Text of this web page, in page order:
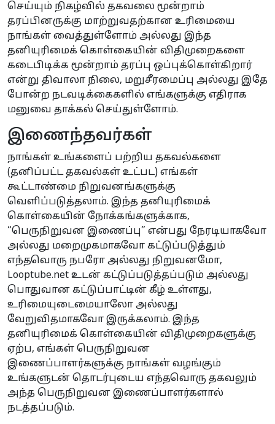
செய்யும் நிகழ்வில் தகவலை மூன்றாம்
தரப்பினருக்கு மாற்றுவதற்கான உரிமையை
நாங்கள் வைத்துள்ளோம் அல்லது இந்த
தனியுரிமைக் கொள்கையின் விதிமுறைகளை
கடைபிடிக்க மூன்றாம் தரப்பு ஒப்புக்கொள்கிறார்
என்று திவாலா நிலை, மறுசீரமைப்பு அல்லது இதே
போன்ற நடவடிக்கைகளில் எங்களுக்கு எதிராக
மனுவை தாக்கல் செய்துள்ளோம்.
இணைந்தவர்கள்
நாங்கள் உங்களைப் பற்றிய தகவல்களை
(தனிப்பட்ட தகவல்கள் உட்பட) எங்கள்
கூட்டாண்மை நிறுவனங்களுக்கு
வெளிப்படுத்தலாம். இந்த தனியுரிமைக்
கொள்கையின் நோக்கங்களுக்காக,
“பெருநிறுவன இணைப்பு” என்பது நேரடியாகவோ
அல்லது மறைமுகமாகவோ கட்டுப்படுத்தும்
எந்தவொரு நபரோ அல்லது நிறுவனமோ,
Looptube.net உடன் கட்டுப்படுத்தப்படும் அல்லது
பொதுவான கட்டுப்பாட்டின் கீழ் உள்ளது,
உரிமையுடைமையாலோ அல்லது
வேறுவிதமாகவோ இருக்கலாம். இந்த
தனியுரிமைக் கொள்கையின் விதிமுறைகளுக்கு
ஏற்ப, எங்கள் பெருநிறுவன
இணைப்பாளர்களுக்கு நாங்கள் வழங்கும்
உங்களுடன் தொடர்புடைய எந்தவொரு தகவலும்
அந்த பெருநிறுவன இணைப்பாளர்களால்
நடத்தப்படும்.